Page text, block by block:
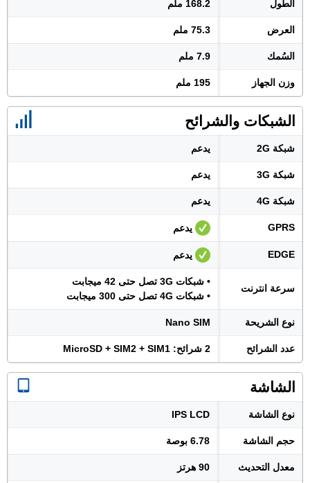
الطول 168.2 ملم
العرض 75.3 ملم
السُمك 7.9 ملم
وزن الجهاز 195 ملم
الشبكات والشرائح
شبكة 2G يدعم
شبكة 3G يدعم
شبكة 4G يدعم
GPRS يدعم
EDGE يدعم
سرعة انترنت
• شبكات 3G تصل حتى 42 ميجابت
• شبكات 4G تصل حتى 300 ميجابت
نوع الشريحة Nano SIM
عدد الشرائح 2 شرائح: MicroSD + SIM2 + SIM1
الشاشة
نوع الشاشة IPS LCD
حجم الشاشة 6.78 بوصة
معدل التحديث 90 هرتز